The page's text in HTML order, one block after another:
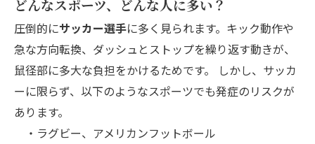
どんなスポーツ、どんな人に多い？
圧倒的にサッカー選手に多く見られます。キック動作や
急な方向転換、ダッシュとストップを繰り返す動きが、
鼠径部に多大な負担をかけるためです。 しかし、サッカ
ーに限らず、以下のようなスポーツでも発症のリスクが
あります。
・ラグビー、アメリカンフットボール